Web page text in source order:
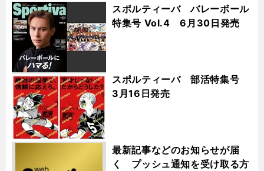
スポルティーバ バレーボール
特集号 Vol.4 6月30日発売
スポルティーバ 部活特集号
3月16日発売
最新記事などのお知らせが届
く プッシュ通知を受け取る方